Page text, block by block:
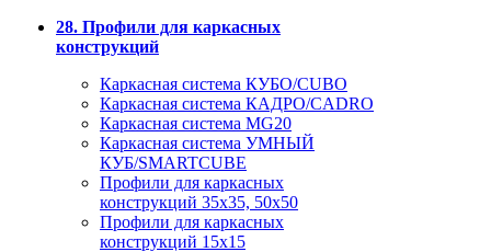
28. Профили для каркасных
конструкций
Каркасная система КУБО/CUBO
Каркасная система КАДРО/CADRO
Каркасная система MG20
Каркасная система УМНЫЙ
КУБ/SMARTCUBE
Профили для каркасных
конструкций 35x35, 50x50
Профили для каркасных
конструкций 15х15